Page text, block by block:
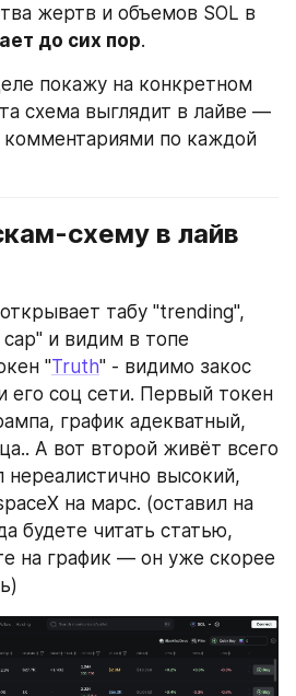
жертв и объемов SOL в
до сих пор.
покажу на конкретном
схема выглядит в лайве —
комментариями по каждой
схему в лайв
табу "trending",
и видим в топе
"Truth" - видимо закос
его соц сети. Первый токен
график адекватный,
А вот второй живёт всего
нереалистично высокий,
на марс. (оставил на
будете читать статью,
на график — он уже скорее